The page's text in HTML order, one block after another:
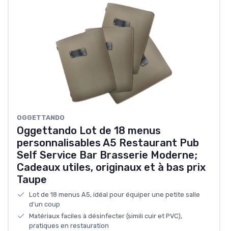
‎OGGETTANDO
Oggettando Lot de 18 menus
personnalisables A5 Restaurant Pub
Self Service Bar Brasserie Moderne;
Cadeaux utiles, originaux et à bas prix
Taupe
Lot de 18 menus A5, idéal pour équiper une petite salle
d’un coup
Matériaux faciles à désinfecter (simili cuir et PVC),
pratiques en restauration